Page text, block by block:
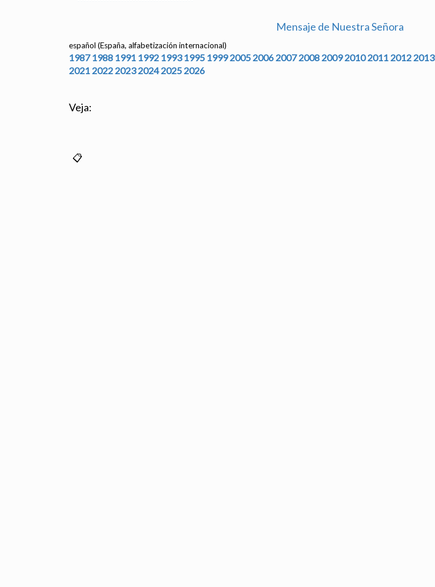
Mensaje de Nuestra Señora
español (España, alfabetización internacional)
1987 1988 1991 1992 1993 1995 1999 2005 2006 2007 2008 2009 2010 2011 2012 2013
2021 2022 2023 2024 2025 2026
Veja: